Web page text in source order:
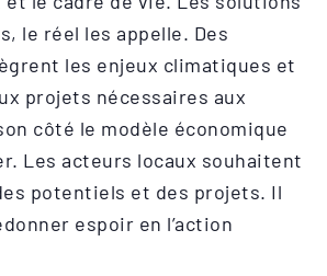
le réel les appelle. Des
les enjeux climatiques et
projets nécessaires aux
côté le modèle économique
Les acteurs locaux souhaitent
potentiels et des projets. Il
espoir en l’action